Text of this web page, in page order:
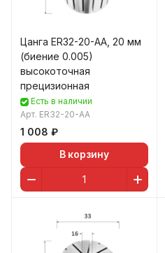
Цанга ER32-20-AA, 20 мм
(биение 0.005)
высокоточная
прецизионная
Есть в наличии
Арт. ER32-20-AA
1 008 ₽
В корзину